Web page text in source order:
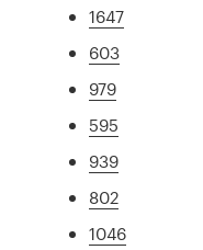
1647
603
979
595
939
802
1046